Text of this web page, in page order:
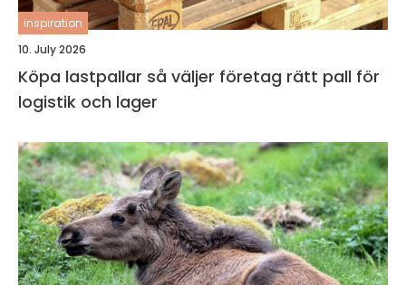
inspiration
10. July 2026
Köpa lastpallar så väljer företag rätt pall för
logistik och lager